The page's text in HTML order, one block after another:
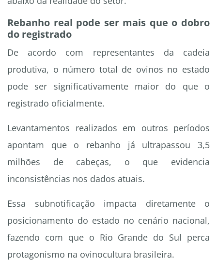
Rebanho real pode ser mais que o dobro
do registrado
De acordo com representantes da cadeia
produtiva, o número total de ovinos no estado
pode ser significativamente maior do que o
registrado oficialmente.
Levantamentos realizados em outros períodos
apontam que o rebanho já ultrapassou 3,5
milhões de cabeças, o que evidencia
inconsistências nos dados atuais.
Essa subnotificação impacta diretamente o
posicionamento do estado no cenário nacional,
fazendo com que o Rio Grande do Sul perca
protagonismo na ovinocultura brasileira.